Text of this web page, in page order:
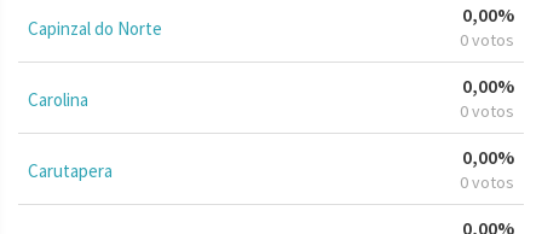
Capinzal do Norte
0,00%
0 votos
Carolina
0,00%
0 votos
Carutapera
0,00%
0 votos
0,00%